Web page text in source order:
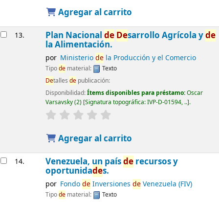
Agregar al carrito
13. Plan Nacional de Desarrollo Agrícola yde
la Alimentación.
por Ministeriodela Producción y el Comercio
Tipodematerial:
Texto
Detalles depublicación:
Disponibilidad:Ítems disponibles para préstamo:Oscar
Varsavsky(2) Signatura topográfica:IVP-D-01594, .. .
Agregar al carrito
14. Venezuela, un paísderecursos y
oportunidades.
por FondodeInversiones deVenezuela (FIV)
Tipodematerial:
Texto